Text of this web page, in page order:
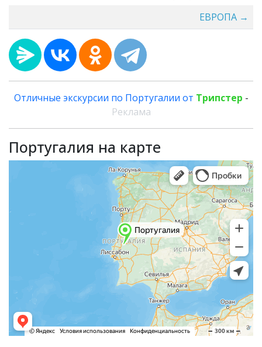
ЕВРОПА →
Отличные экскурсии по Португалии от Трипстер -
Реклама
Португалия на карте